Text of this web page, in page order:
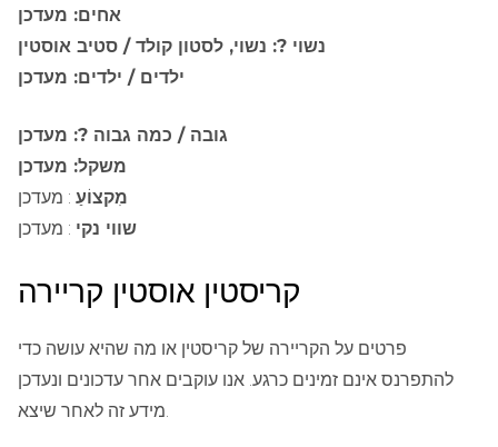
אחים: מעדכן
נשוי ?: נשוי, לסטון קולד / סטיב אוסטין
ילדים / ילדים: מעדכן
גובה / כמה גבוה ?: מעדכן
משקל: מעדכן
מִקצוֹעַ : מעדכן
שווי נקי : מעדכן
קריסטין אוסטין קריירה
פרטים על הקריירה של קריסטין או מה שהיא עושה כדי
להתפרנס אינם זמינים כרגע. אנו עוקבים אחר עדכונים ונעדכן
מידע זה לאחר שיצא.